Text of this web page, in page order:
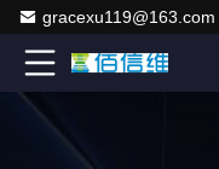
gracexu119@163.com